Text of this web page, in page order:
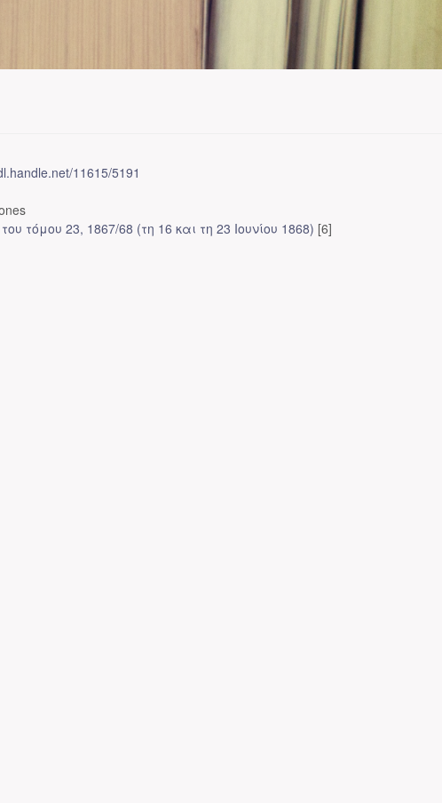
11615/5191
τόμου 23, 1867/68 (τη 16 και τη 23 Ιουνίου 1868) [6]